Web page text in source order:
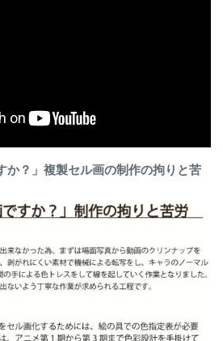
か？」複製セル画の制作の拘りと苦